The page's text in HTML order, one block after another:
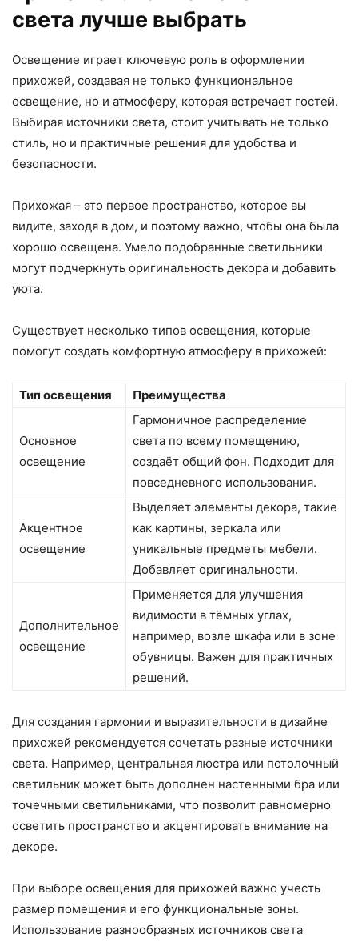
света лучше выбрать
Освещение играет ключевую роль в оформлении
прихожей, создавая не только функциональное
освещение, но и атмосферу, которая встречает гостей.
Выбирая источники света, стоит учитывать не только
стиль, но и практичные решения для удобства и
безопасности.
Прихожая – это первое пространство, которое вы
видите, заходя в дом, и поэтому важно, чтобы она была
хорошо освещена. Умело подобранные светильники
могут подчеркнуть оригинальность декора и добавить
уюта.
Существует несколько типов освещения, которые
помогут создать комфортную атмосферу в прихожей:
Тип освещения Преимущества
Основное
освещение
Гармоничное распределение
света по всему помещению,
создаёт общий фон. Подходит для
повседневного использования.
Акцентное
освещение
Выделяет элементы декора, такие
как картины, зеркала или
уникальные предметы мебели.
Добавляет оригинальности.
Дополнительное
освещение
Применяется для улучшения
видимости в тёмных углах,
например, возле шкафа или в зоне
обувницы. Важен для практичных
решений.
Для создания гармонии и выразительности в дизайне
прихожей рекомендуется сочетать разные источники
света. Например, центральная люстра или потолочный
светильник может быть дополнен настенными бра или
точечными светильниками, что позволит равномерно
осветить пространство и акцентировать внимание на
декоре.
При выборе освещения для прихожей важно учесть
размер помещения и его функциональные зоны.
Использование разнообразных источников света